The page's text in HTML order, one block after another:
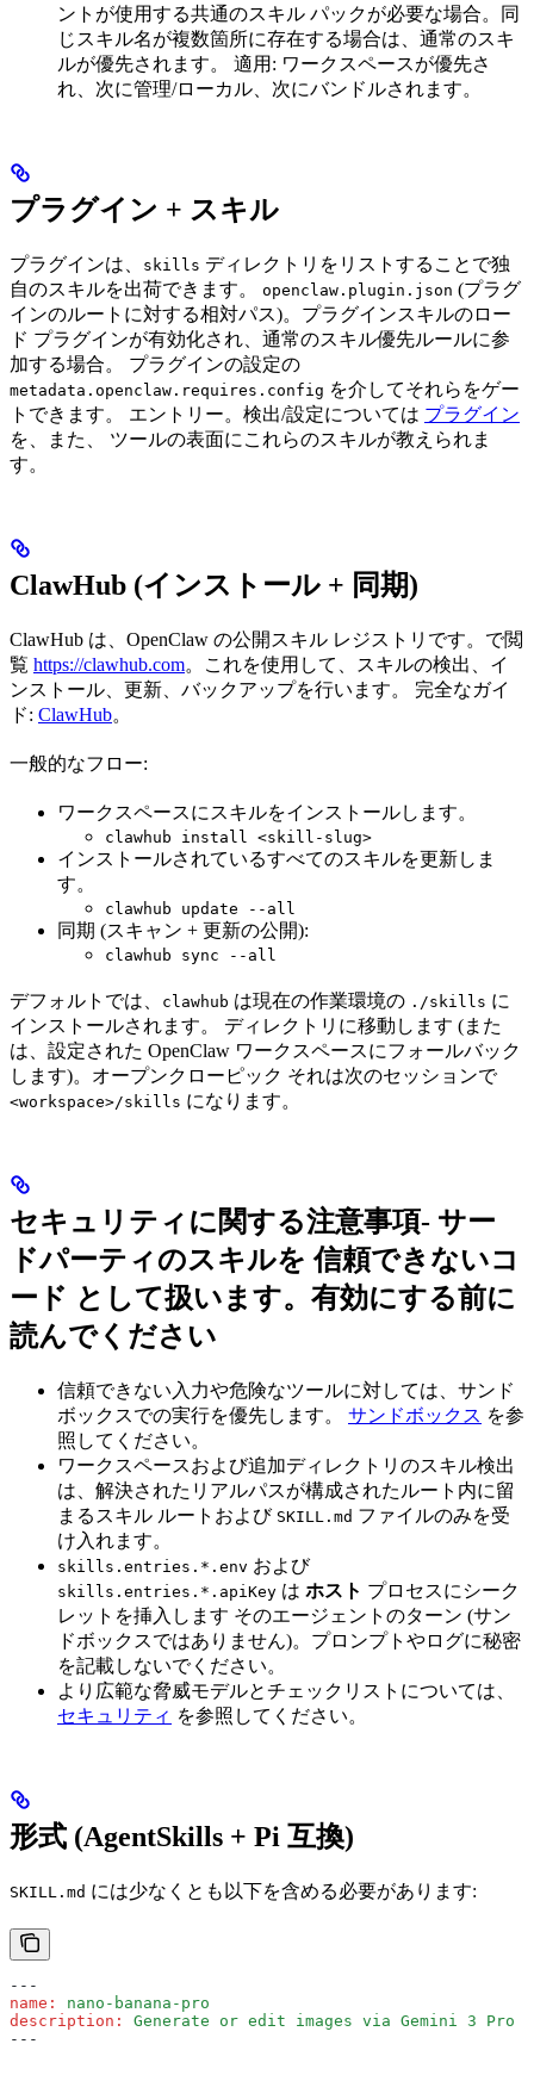
ントが使用する共通のスキル パックが必要な場合。同
じスキル名が複数箇所に存在する場合は、通常のスキ
ルが優先されます。 適用: ワークスペースが優先さ
れ、次に管理/ローカル、次にバンドルされます。
プラグイン + スキル
プラグインは、 skills ディレクトリをリストすることで独
自のスキルを出荷できます。 openclaw.plugin.json (プラグ
インのルートに対する相対パス)。プラグインスキルのロー
ド プラグインが有効化され、通常のスキル優先ルールに参
加する場合。 プラグインの設定の
metadata.openclaw.requires.config を介してそれらをゲー
トできます。 エントリー。検出/設定については プラグイン
を、また、 ツールの表面にこれらのスキルが教えられま
す。
ClawHub (インストール + 同期)
ClawHub は、OpenClaw の公開スキル レジストリです。で閲
覧 https://clawhub.com。これを使用して、スキルの検出、イ
ンストール、更新、バックアップを行います。 完全なガイ
ド: ClawHub。
一般的なフロー:
ワークスペースにスキルをインストールします。
clawhub install <skill-slug>
インストールされているすべてのスキルを更新しま
す。
clawhub update --all
同期 (スキャン + 更新の公開):
clawhub sync --all
デフォルトでは、 clawhub は現在の作業環境の ./skills に
インストールされます。 ディレクトリに移動します (また
は、設定された OpenClaw ワークスペースにフォールバック
します)。オープンクローピック それは次のセッションで
<workspace>/skills になります。
セキュリティに関する注意事項- サー
ドパーティのスキルを信頼できないコ
ード として扱います。有効にする前に
読んでください
信頼できない入力や危険なツールに対しては、サンド
ボックスでの実行を優先します。 サンドボックス を参
照してください。
ワークスペースおよび追加ディレクトリのスキル検出
は、解決されたリアルパスが構成されたルート内に留
まるスキル ルートおよび SKILL.md ファイルのみを受
け入れます。
skills.entries.*.env および
skills.entries.*.apiKey は ホスト プロセスにシーク
レットを挿入します そのエージェントのターン (サン
ドボックスではありません)。プロンプトやログに秘密
を記載しないでください。
より広範な脅威モデルとチェックリストについては、
セキュリティ を参照してください。
形式 (AgentSkills + Pi 互換)
SKILL.md には少なくとも以下を含める必要があります:
---
name :
nano-banana-pro
description :
Generate or edit images via Gemini 3 Pro
---